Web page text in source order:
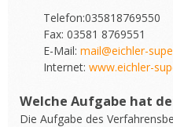
Telefon:035818769550
Fax: 03581 8769551
E-Mail: mail@eichler-
Internet: www.eichler-
Welche Aufgabe hat
Die Aufgabe des